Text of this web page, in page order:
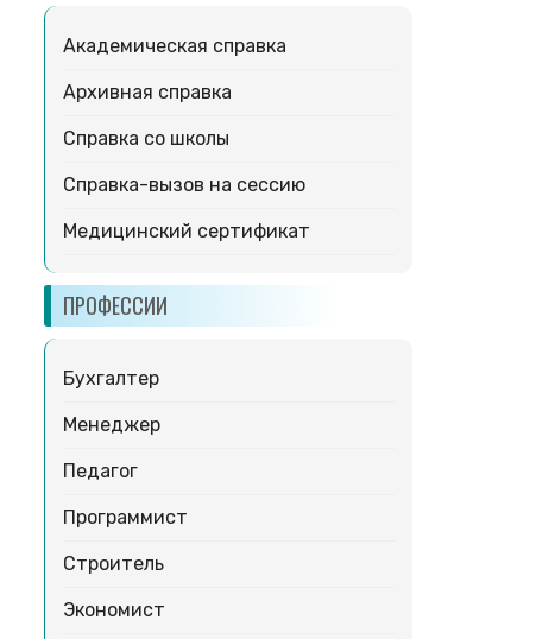
Академическая справка
Архивная справка
Справка со школы
Справка-вызов на сессию
Медицинский сертификат
ПРОФЕССИИ
Бухгалтер
Менеджер
Педагог
Программист
Строитель
Экономист